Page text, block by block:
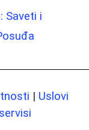
Saveti i
| Uslovi